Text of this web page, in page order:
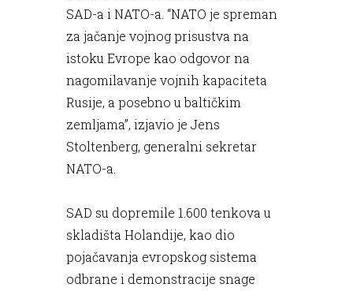
SAD-a i NATO-a. “NATO je spreman
za jačanje vojnog prisustva na
istoku Evrope kao odgovor na
nagomilavanje vojnih kapaciteta
Rusije, a posebno u baltičkim
zemljama”, izjavio je Jens
Stoltenberg, generalni sekretar
NATO-a.
SAD su dopremile 1.600 tenkova u
skladišta Holandije, kao dio
pojačavanja evropskog sistema
odbrane i demonstracije snage